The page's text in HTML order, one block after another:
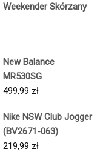
Weekender Skórzany
New Balance
MR530SG
499,99 zł
Nike NSW Club Jogger
(BV2671-063)
219,99 zł